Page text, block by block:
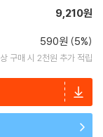
9,210원
590원 (5%)
구매 시 2천원 추가 적립